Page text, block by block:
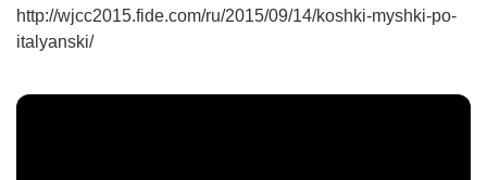
http://wjcc2015.fide.com/ru/2015/09/14/koshki-myshki-po-
italyanski/